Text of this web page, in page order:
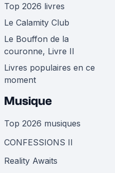
Top 2026 livres
Le Calamity Club
Le Bouffon de la
couronne, Livre II
Livres populaires en ce
moment
Musique
Top 2026 musiques
CONFESSIONS II
Reality Awaits